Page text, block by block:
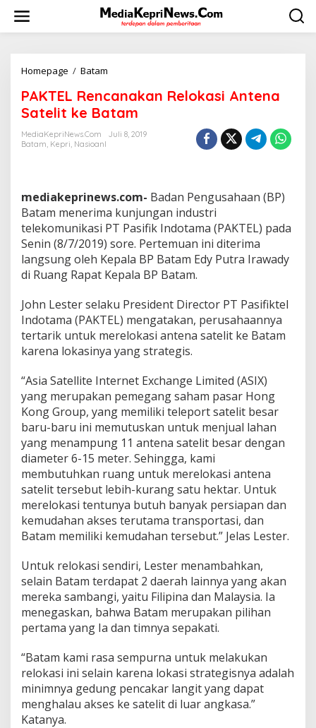
w
Homepage / Batam
K
T
E
L
a
n
a
a
n
R
l
o
k
a
s
A
n
t
e
n
a
S
a
t
e
l
i
t
k
B
a
t
a
m
PAKTEL Rencanakan Relokasi Antena
Satelit ke Batam
MediaKepriNews.com
Juli 8, 2019
Batam, Kepri, Nasioanl
mediakeprinews.com- Badan Pengusahaan (BP)
Batam menerima kunjungan industri
telekomunikasi PT Pasifik Indotama (PAKTEL) pada
Senin (8/7/2019) sore. Pertemuan ini diterima
langsung oleh Kepala BP Batam Edy Putra Irawady
di Ruang Rapat Kepala BP Batam.
John Lester selaku President Director PT Pasifiktel
Indotama (PAKTEL) mengatakan, perusahaannya
tertarik untuk merelokasi antena satelit ke Batam
karena lokasinya yang strategis.
“Asia Satellite Internet Exchange Limited (ASIX)
yang merupakan pemegang saham pasar Hong
Kong Group, yang memiliki teleport satelit besar
baru-baru ini memutuskan untuk menjual lahan
yang menampung 11 antena satelit besar dengan
diameter 6-15 meter. Sehingga, kami
membutuhkan ruang untuk merelokasi antena
satelit tersebut lebih-kurang satu hektar. Untuk
merelokasi tentunya butuh banyak persiapan dan
kemudahan akses terutama transportasi, dan
Batam memiliki kemudahan tersebut.” Jelas Lester.
Untuk relokasi sendiri, Lester menambahkan,
selain Batam terdapat 2 daerah lainnya yang akan
mereka sambangi, yaitu Filipina dan Malaysia. Ia
menegaskan, bahwa Batam merupakan pilihan
pertama yang Ia dan timnya sepakati.
“Batam kami rasa sempurna untuk melakukan
relokasi ini selain karena lokasi strategisnya adalah
minimnya gedung pencakar langit yang dapat
menghalau akses ke satelit di luar angkasa.”
Katanya.